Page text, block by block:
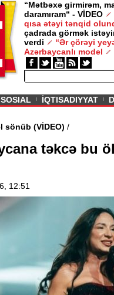
“Mətbəxə girmirəm,
daramıram“ - VİDEO
qısa ətəyi tənqid
çadrada görmək
verdi
“Ər çörəyi
Azərbaycanlı model
SOSIAL İQTISADIYYAT
məşəl sönüb (VİDEO)
təkcə bu
12:51